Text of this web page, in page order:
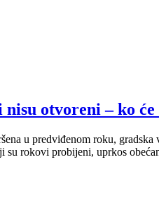
nisu otvoreni – ko
u predviđenom roku,
su rokovi probijeni, uprkos